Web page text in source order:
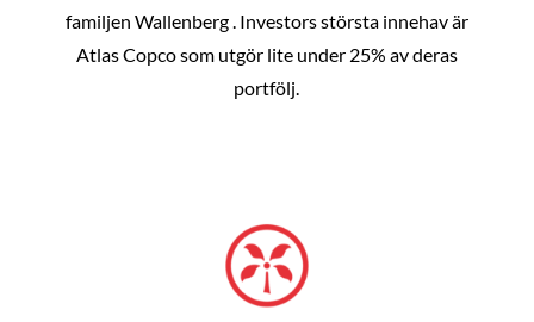
familjen Wallenberg . Investors största innehav är
Atlas Copco som utgör lite under 25% av deras
portfölj.